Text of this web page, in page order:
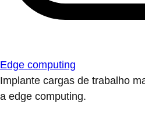
Edge computing
Implante cargas de trabalho
a edge computing.